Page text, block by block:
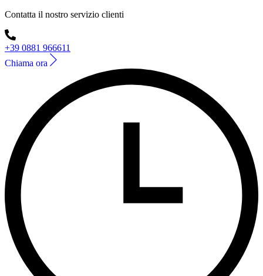
Contatta il nostro servizio clienti
+39 0881 966611
Chiama ora